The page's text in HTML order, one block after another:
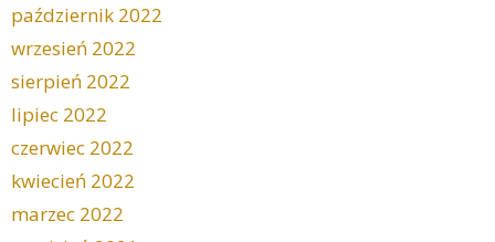
październik 2022
wrzesień 2022
sierpień 2022
lipiec 2022
czerwiec 2022
kwiecień 2022
marzec 2022